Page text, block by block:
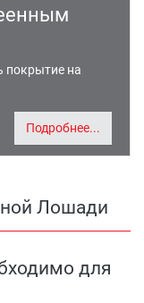
покрытие на
Подробнее...
Лошади
для